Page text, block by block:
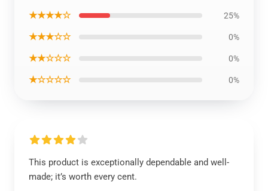
★★★★☆ 25%
★★★☆☆ 0%
★★☆☆☆ 0%
★☆☆☆☆ 0%
This product is exceptionally dependable and well-
made; it’s worth every cent.